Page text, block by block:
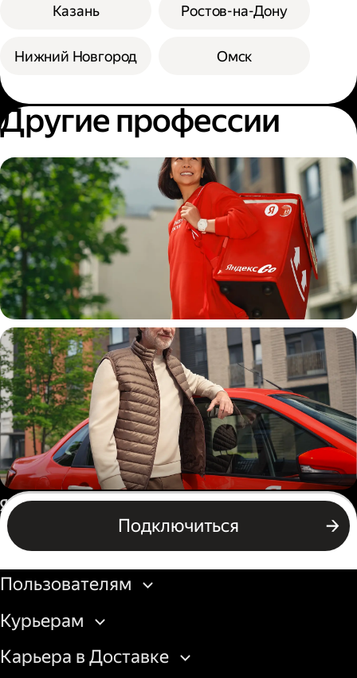
Казань
Нижний Новгород
Ростов-на-Дону
Омск
Другие профессии
Пеший курьер
Автокурьер
Подключиться
Подключиться
Россия
Бизнесу
Пользователям
Курьерам
Карьера в Доставке